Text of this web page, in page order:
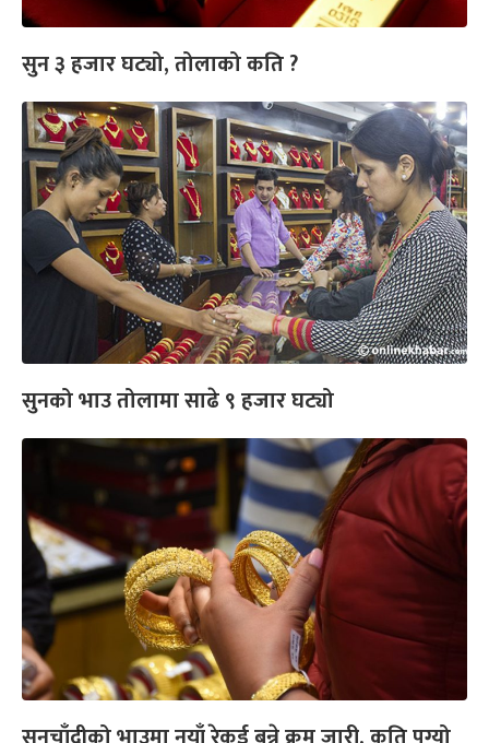
सुन ३ हजार घट्यो, तोलाको कति ?
सुनको भाउ तोलामा साढे ९ हजार घट्यो